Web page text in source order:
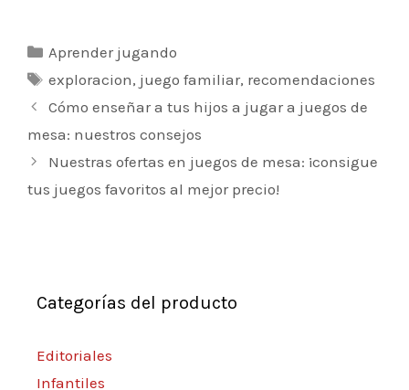
Categorías
Aprender jugando
Etiquetas
exploracion, juego familiar, recomendaciones
Navegación
Cómo enseñar a tus hijos a jugar a juegos de
mesa: nuestros consejos
Nuestras ofertas en juegos de mesa: ¡consigue
tus juegos favoritos al mejor precio!
Categorías del producto
Editoriales
Infantiles